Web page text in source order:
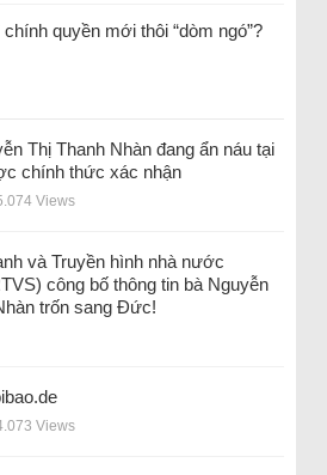
quyền mới thôi “dòm ngó”?
Thị Thanh Nhàn đang ẩn náu tại
chính thức xác nhận
Views
và Truyền hình nhà nước
công bố thông tin bà Nguyễn
trốn sang Đức!
Views